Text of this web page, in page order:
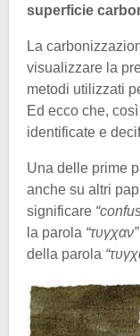
superficie
La
visualizzare la
metodi utilizzati
Ed ecco che,
identificate e
Una delle prime
anche su altri
significare
la parola “τυγχαν”
della parola